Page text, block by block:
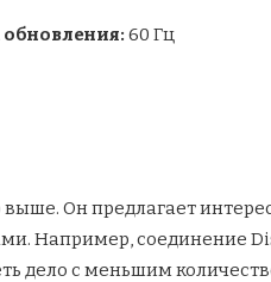
60 Гц
Он предлагает
Например, соединение
дело с меньшим